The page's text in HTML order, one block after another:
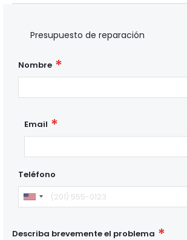
Presupuesto de reparación
Nombre
Email
Teléfono
Describa brevemente el problema